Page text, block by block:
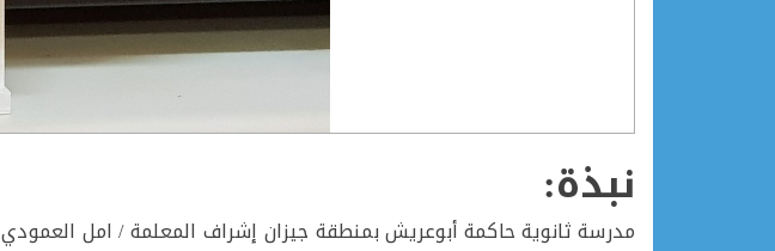
نبذة:
مدرسة ثانوية حاكمة أبوعريش بمنطقة جيزان إشراف المعلمة / امل العمودي